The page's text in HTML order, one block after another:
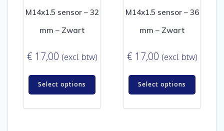
M14x1.5 sensor – 32
mm – Zwart
€ 17,00 (excl. btw)
Select options
M14x1.5 sensor – 36
mm – Zwart
€ 17,00 (excl. btw)
Select options